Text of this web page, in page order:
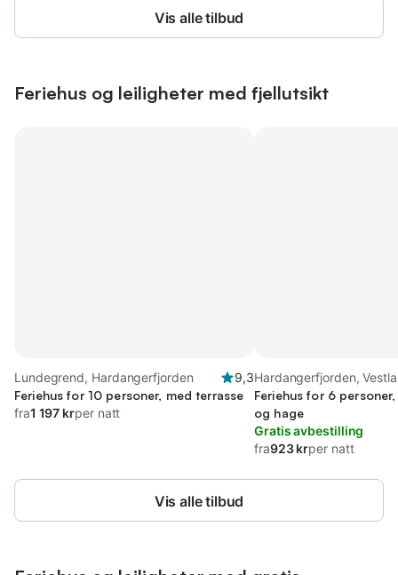
Vis alle tilbud
Feriehus og leiligheter med fjellutsikt
Lundegrend, Hardangerfjorden
9,3
Feriehus for 10 personer, med terrasse
fra1 197 krper natt
Hardangerfjorden,
Feriehus for 6
og hage
Gratis avbestilling
fra923 krper natt
Vis alle tilbud